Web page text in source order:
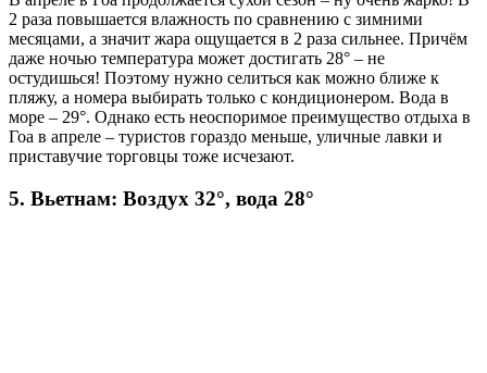
2 раза повышается влажность по сравнению с зимними
месяцами, а значит жара ощущается в 2 раза сильнее. Причём
даже ночью температура может достигать 28° – не
остудишься! Поэтому нужно селиться как можно ближе к
пляжу, а номера выбирать только с кондиционером. Вода в
море – 29°. Однако есть неоспоримое преимущество отдыха в
Гоа в апреле – туристов гораздо меньше, уличные лавки и
приставучие торговцы тоже исчезают.
5. Вьетнам: Воздух 32°, вода 28°